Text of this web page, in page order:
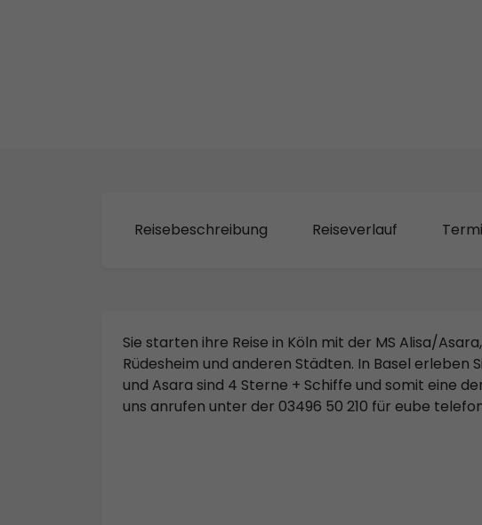
Reisebeschreibung Reiseverlauf
Sie starten ihre Reise in Köln mit der MS Alisa/
Rüdesheim und anderen Städten. In Basel erleben
und Asara sind 4 Sterne + Schiffe und somit eine
uns anrufen unter der 03496 50 210 für eube